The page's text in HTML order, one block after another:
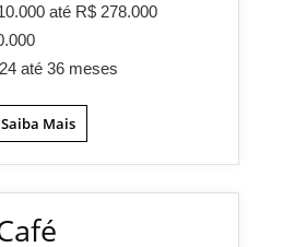
até R$ 278.000
24 até 36 meses
Saiba Mais